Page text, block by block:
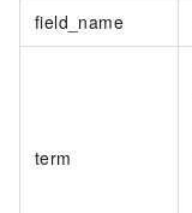
field_name
term